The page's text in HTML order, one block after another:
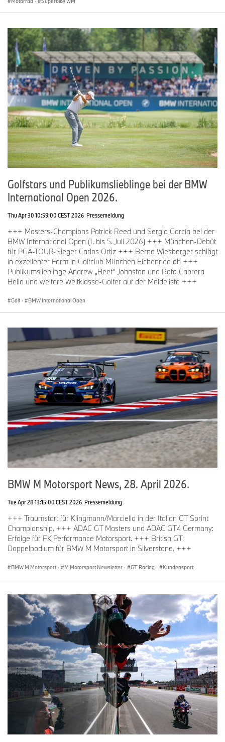
Golfstars und Publikumslieblinge bei der BMW
International Open 2026.
Thu Apr 30 10:59:00 CEST 2026 Pressemeldung
+++ Masters-Champions Patrick Reed und Sergio García bei der
BMW International Open (1. bis 5. Juli 2026) +++ München-Debüt
für PGA-TOUR-Sieger Carlos Ortiz +++ Bernd Wiesberger schlägt
in exzellenter Form in Golfclub München Eichenried ab +++
Publikumslieblinge Andrew „Beef“ Johnston und Rafa Cabrera
Bello und weitere Weltklasse-Golfer auf der Meldeliste +++
Golf · BMW International Open
BMW M Motorsport News, 28. April 2026.
Tue Apr 28 13:15:00 CEST 2026 Pressemeldung
+++ Traumstart für Klingmann/Marciello in der Italian GT Sprint
Championship. +++ ADAC GT Masters und ADAC GT4 Germany:
Erfolge für FK Performance Motorsport. +++ British GT:
Doppelpodium für BMW M Motorsport in Silverstone. +++
BMW M Motorsport · M Motorsport Newsletter · GT Racing · Kundensport